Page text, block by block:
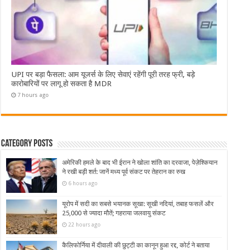
UPI पर बड़ा फैसला: आम यूजर्स के लिए सेवाएं रहेंगी पूरी तरह फ्री, बड़े
कारोबारियों पर लागू हो सकता है MDR
7 hours ago
Category Posts
अमेरिकी हमले के बाद भी ईरान ने खोला शांति का दरवाजा, पेज़ेश्कियान
ने रखी बड़ी शर्त: जानें मध्य पूर्व संकट पर तेहरान का रुख
6 hours ago
यूरोप में सदी का सबसे भयानक सूखा: सूखी नदियां, तबाह फसलें और
25,000 से ज्यादा मौतें; गहराया जलवायु संकट
22 hours ago
कैलिफोर्निया में दीवाली की छुट्टी का कानून हुआ रद्द, कोर्ट ने बताया